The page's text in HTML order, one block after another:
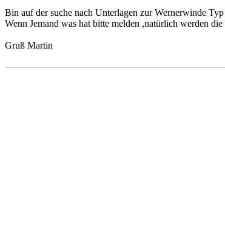
Bin auf der suche nach Unterlagen zur Wernerwinde
Wenn Jemand was hat bitte melden ,natürlich werden
Gruß Martin